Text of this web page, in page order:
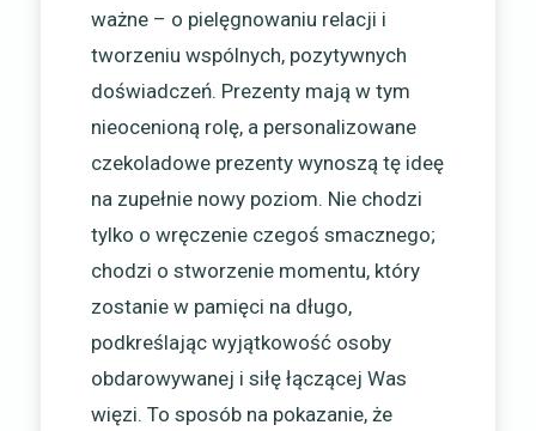
ważne – o pielęgnowaniu relacji i
tworzeniu wspólnych, pozytywnych
doświadczeń. Prezenty mają w tym
nieocenioną rolę, a personalizowane
czekoladowe prezenty wynoszą tę ideę
na zupełnie nowy poziom. Nie chodzi
tylko o wręczenie czegoś smacznego;
chodzi o stworzenie momentu, który
zostanie w pamięci na długo,
podkreślając wyjątkowość osoby
obdarowywanej i siłę łączącej Was
więzi. To sposób na pokazanie, że